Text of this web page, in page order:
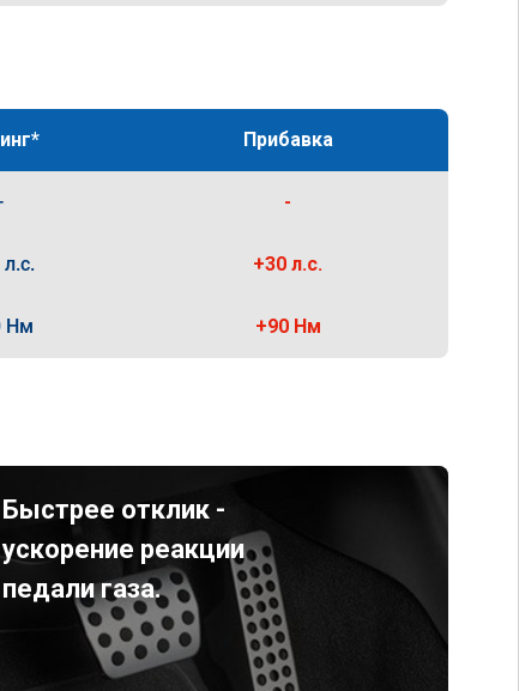
Прибавка
-
+30 л.с.
Нм +90 Нм
Быстрее отклик -
ускорение реакции
педали газа.